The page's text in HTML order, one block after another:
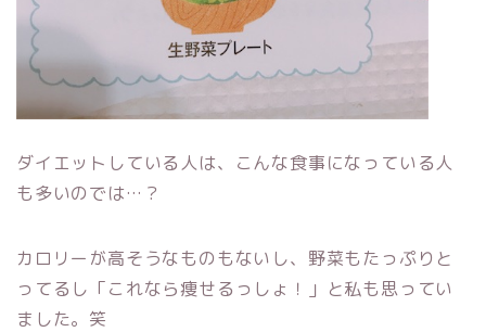
ダイエットしている人は、こんな食事になっている人
も多いのでは…？
カロリーが高そうなものもないし、野菜もたっぷりと
ってるし「これなら痩せるっしょ！」と私も思ってい
ました。笑